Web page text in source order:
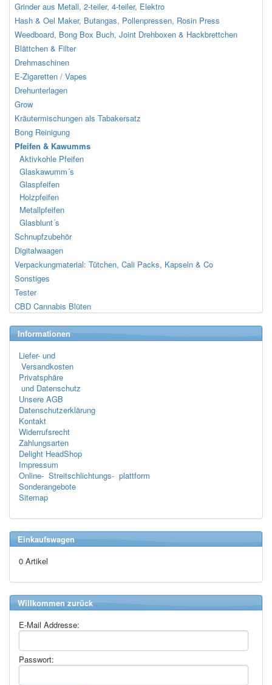
Grinder aus Metall, 2-teiler, 4-teiler, Elektro
Hash & Oel Maker, Butangas, Pollenpressen, Rosin Press
Weedboard, Bong Box Buch, Joint Drehboxen & Hackbrettchen
Blättchen & Filter
Drehmaschinen
E-Zigaretten / Vapes
Drehunterlagen
Grow
Kräutermischungen als Tabakersatz
Bong Reinigung
Pfeifen & Kawumms
Aktivkohle Pfeifen
Glaskawumm´s
Glaspfeifen
Holzpfeifen
Metallpfeifen
Glasblunt´s
Schnupfzubehör
Digitalwaagen
Verpackungmaterial: Tütchen, Cali Packs, Kapseln & Co
Sonstiges
Tester
CBD Cannabis Blüten
Informationen
Liefer- und
Versandkosten
Privatsphäre
und Datenschutz
Unsere AGB
Datenschutzerklärung
Kontakt
Widerrufsrecht
Zahlungsarten
Delight HeadShop
Impressum
Online- Streitschlichtungs- plattform
Sonderangebote
Sitemap
Einkaufswagen
0 Artikel
Willkommen zurück
E-Mail Addresse:
Passwort: